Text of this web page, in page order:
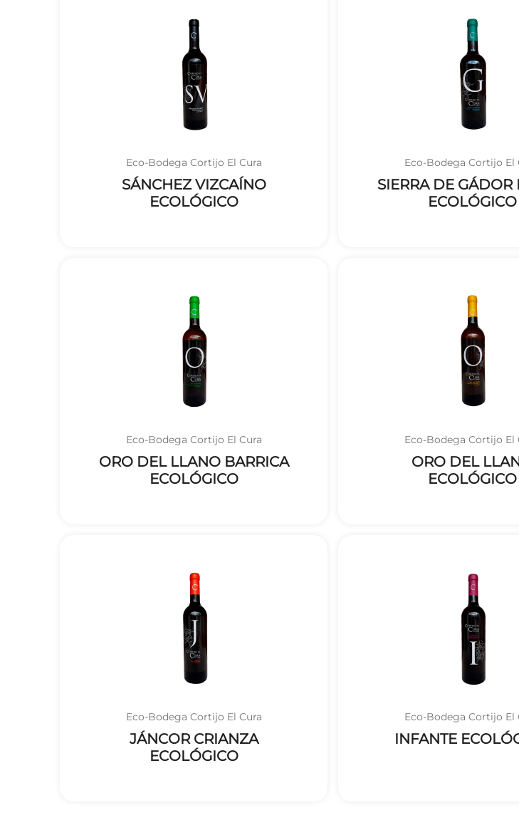
Eco-Bodega Cortijo El Cura
SÁNCHEZ VIZCAÍNO
ECOLÓGICO
Eco-Bodega Cortijo El
SIERRA DE GÁDOR
ECOLÓGICO
Eco-Bodega Cortijo El Cura
ORO DEL LLANO BARRICA
ECOLÓGICO
Eco-Bodega Cortijo El
ORO DEL
ECOLÓGICO
Eco-Bodega Cortijo El Cura
JÁNCOR CRIANZA
ECOLÓGICO
Eco-Bodega Cortijo El
INFANTE